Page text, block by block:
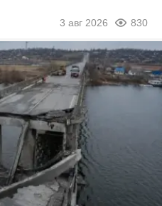
3 авг 2026 830